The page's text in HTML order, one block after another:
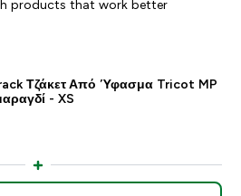
products that work better
Τζάκετ Από Ύφασμα Tricot MP
- XS